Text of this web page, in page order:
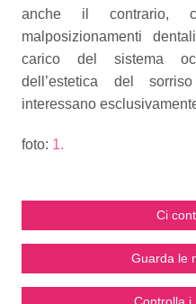
anche il
malposizionamenti
carico del sistema
dell’estetica del
interessano
foto: 1.
Ci
Guarda le